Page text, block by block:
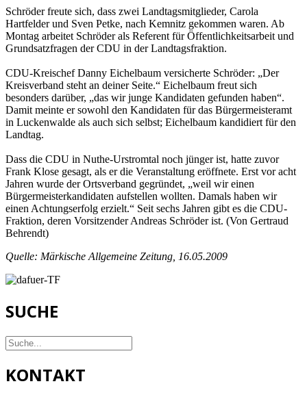
Schröder freute sich, dass zwei Landtagsmitglieder, Carola
Hartfelder und Sven Petke, nach Kemnitz gekommen waren. Ab
Montag arbeitet Schröder als Referent für Öffentlichkeitsarbeit und
Grundsatzfragen der CDU in der Landtagsfraktion.
CDU-Kreischef Danny Eichelbaum versicherte Schröder: „Der
Kreisverband steht an deiner Seite.“ Eichelbaum freut sich
besonders darüber, „das wir junge Kandidaten gefunden haben“.
Damit meinte er sowohl den Kandidaten für das Bürgermeisteramt
in Luckenwalde als auch sich selbst; Eichelbaum kandidiert für den
Landtag.
Dass die CDU in Nuthe-Urstromtal noch jünger ist, hatte zuvor
Frank Klose gesagt, als er die Veranstaltung eröffnete. Erst vor acht
Jahren wurde der Ortsverband gegründet, „weil wir einen
Bürgermeisterkandidaten aufstellen wollten. Damals haben wir
einen Achtungserfolg erzielt.“ Seit sechs Jahren gibt es die CDU-
Fraktion, deren Vorsitzender Andreas Schröder ist. (Von Gertraud
Behrendt)
Quelle: Märkische Allgemeine Zeitung, 16.05.2009
SUCHE
KONTAKT